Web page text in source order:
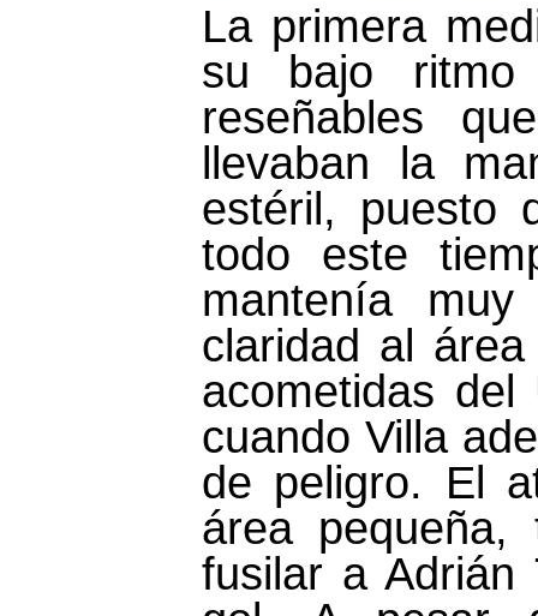
La primera
su bajo ritmo
reseñables
llevaban la
estéril, puesto
todo este
mantenía
claridad al
acometidas
cuando Villa
de peligro. El
área
fusilar a Adrián